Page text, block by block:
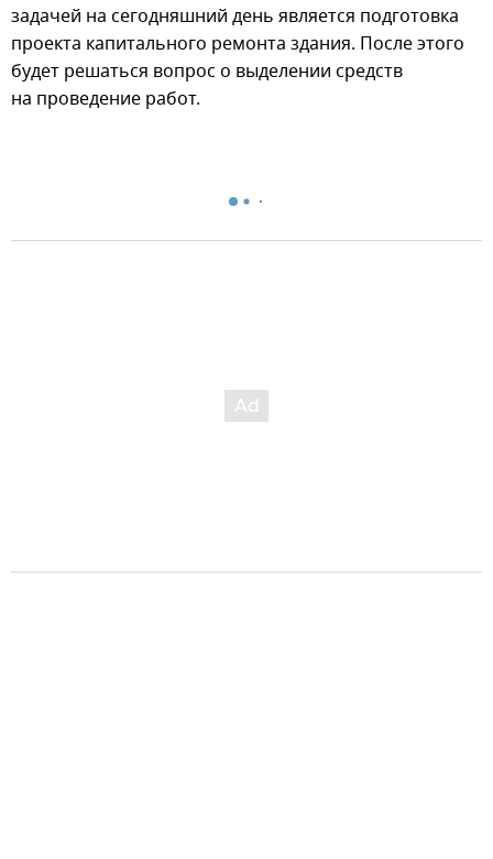
задачей на сегодняшний день является подготовка
проекта капитального ремонта здания. После этого
будет решаться вопрос о выделении средств
на проведение работ.